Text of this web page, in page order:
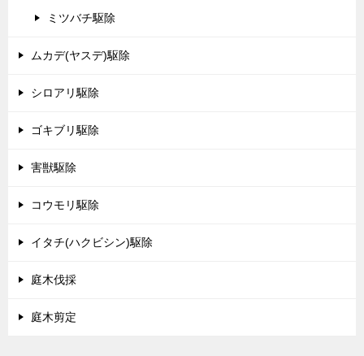
ミツバチ駆除
ムカデ(ヤスデ)駆除
シロアリ駆除
ゴキブリ駆除
害獣駆除
コウモリ駆除
イタチ(ハクビシン)駆除
庭木伐採
庭木剪定